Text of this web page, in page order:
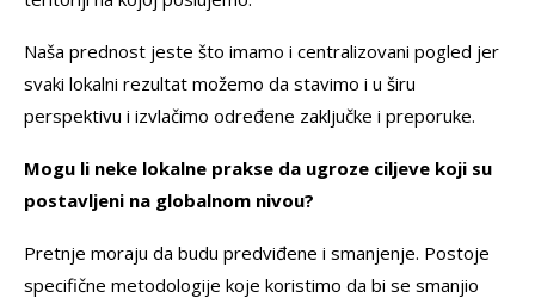
Naša prednost jeste što imamo i centralizovani pogled jer
svaki lokalni rezultat možemo da stavimo i u širu
perspektivu i izvlačimo određene zaključke i preporuke.
Mogu li neke lokalne prakse da ugroze ciljeve koji su
postavljeni na globalnom nivou?
Pretnje moraju da budu predviđene i smanjenje. Postoje
specifične metodologije koje koristimo da bi se smanjio